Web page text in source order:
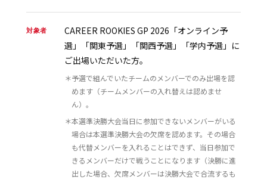
対象者
CAREER ROOKIES GP 2026「オンライン予
選」「関東予選」「関西予選」「学内予選」に
ご出場いただいた方。
＊予選で組んでいたチームのメンバーでのみ出場を認
めます（チームメンバーの入れ替えは認めませ
ん）。
＊本選準決勝大会当日に参加できないメンバーがいる
場合は本選準決勝大会の欠席を認めます。その場合
も代替メンバーを入れることはできず、当日参加で
きるメンバーだけで戦うことになります（決勝に進
出した場合、欠席メンバーは決勝大会で合流するも